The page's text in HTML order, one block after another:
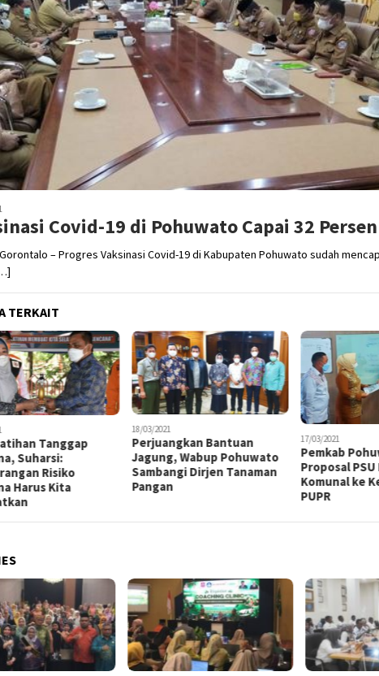
Covid-19 di Pohuwato Capai 32 Persen
– Progres Vaksinasi Covid-19 di Kabupaten Pohuwato sudah
TERKAIT
Tanggap
Suharsi:
Risiko
Harus Kita
18/03/2021
Perjuangkan Bantuan
Jagung, Wabup Pohuwato
Sambangi Dirjen Tanaman
Pangan
17/03/2021
Pemkab
Proposal PSU
Komunal ke
PUPR